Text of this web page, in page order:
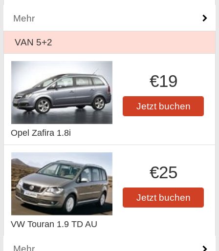
Mehr
VAN 5+2
€19
Jetzt buchen
Opel Zafira 1.8i
€25
Jetzt buchen
VW Touran 1.9 TD AU
Mehr